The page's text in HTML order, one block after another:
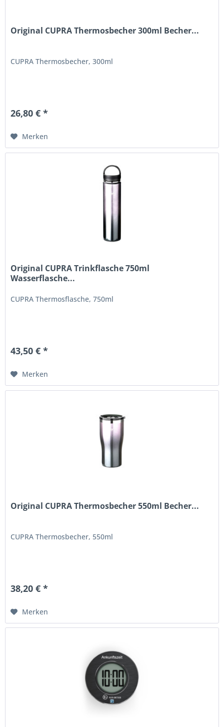
Original CUPRA Thermosbecher 300ml Becher...
CUPRA Thermosbecher, 300ml
26,80 € *
Merken
Original CUPRA Trinkflasche 750ml
Wasserflasche...
CUPRA Thermosflasche, 750ml
43,50 € *
Merken
Original CUPRA Thermosbecher 550ml Becher...
CUPRA Thermosbecher, 550ml
38,20 € *
Merken